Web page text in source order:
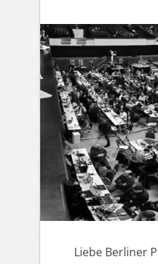
Liebe Berliner